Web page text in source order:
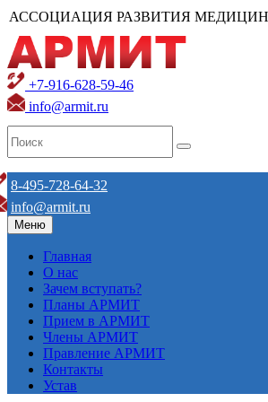
АССОЦИАЦИЯ РАЗВИТИЯ
+7-916-628-59-46
info@armit.ru
8-495-728-64-32
info@armit.ru
Меню
Главная
О нас
Зачем вступать?
Планы АРМИТ
Прием в АРМИТ
Члены АРМИТ
Правление АРМИТ
Контакты
Устав